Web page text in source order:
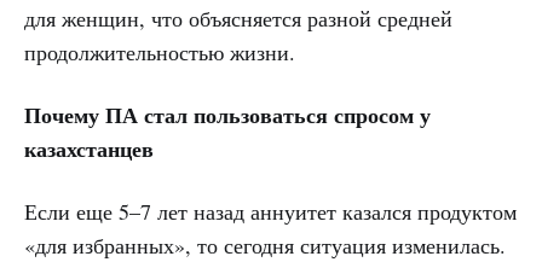
для женщин, что объясняется разной средней
продолжительностью жизни.
Почему ПА стал пользоваться спросом у
казахстанцев
Если еще 5–7 лет назад аннуитет казался продуктом
«для избранных», то сегодня ситуация изменилась.